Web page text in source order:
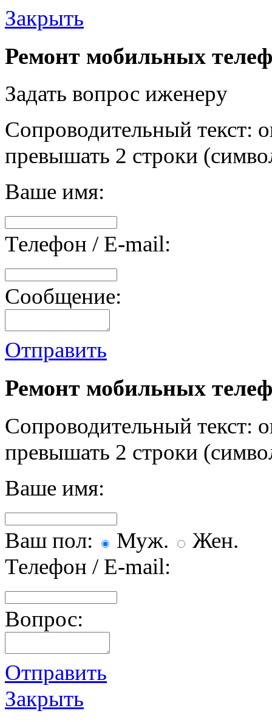
Закрыть
Ремонт мобильных
Задать вопрос иженеру
Сопроводительный текст:
превышать 2 строки
Ваше имя:
Телефон / E-mail:
Сообщение:
Отправить
Ремонт мобильных
Сопроводительный текст:
превышать 2 строки
Ваше имя:
Ваш пол: Муж.
Жен.
Телефон / E-mail:
Вопрос:
Отправить
Закрыть